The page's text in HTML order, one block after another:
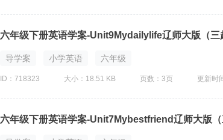
六年级下册英语学案-Unit9Mydailylife辽师大版（三
导学案 小学英语 六年级
ID：718323 大小：18.51 KB 页数：3页 更新时
六年级下册英语学案-Unit7Mybestfriend辽师大版